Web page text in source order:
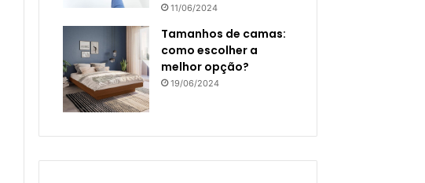
11/06/2024
Tamanhos de camas:
como escolher a
melhor opção?
19/06/2024